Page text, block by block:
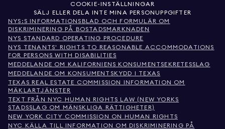
COOKIE-INSTÄLLNINGAR
SÄLJ ELLER DELA INTE MINA PERSONUPPGIFTER
NYS:S INFORMATIONSBLAD OCH FORMULÄR OM
DISKRIMINERING PÅ BOSTADSMARKNADEN
NYS STANDARD OPERATING PROCEDURE
NYS TENANTS' RIGHTS TO REASONABLE ACCOMMODATIONS
FOR PERSONS WITH DISABILITIES
MEDDELANDE OM KALIFORNIENS KONSUMENTSEKRETESSLAG
MEDDELANDE OM KONSUMENTSKYDD I TEXAS
TEXAS REAL ESTATE COMMISSION INFORMATION OM
MÄKLARTJÄNSTER
TEXT FRÅN NYC HUMAN RIGHTS LAW (NEW YORKS
STADSSLAG OM MÄNSKLIGA RÄTTIGHETER)
NEW YORK CITY COMMISSION ON HUMAN RIGHTS
NYC KÄLLA TILL INFORMATION OM DISKRIMINERING PÅ